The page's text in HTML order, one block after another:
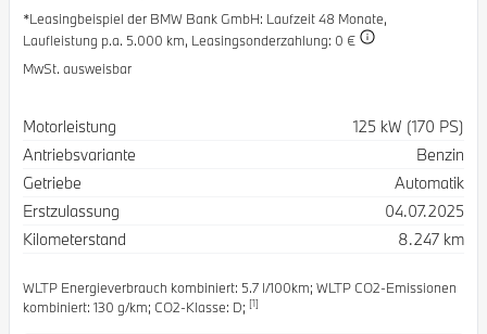
*Leasingbeispiel der BMW Bank GmbH: Laufzeit 48 Monate,
Laufleistung p.a. 5.000 km, Leasingsonderzahlung: 0 €
MwSt. ausweisbar
Spezifikation
Motorleistung
125 kW (170 PS)
Antriebsvariante
Benzin
Getriebe
Automatik
Erstzulassung
04.07.2025
Kilometerstand
8.247 km
WLTP Energieverbrauch kombiniert: 5.7 l/100km; WLTP CO2-Emissionen
kombiniert: 130 g/km; CO2-Klasse: D; [1]